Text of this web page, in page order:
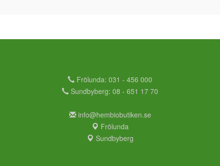
Frölunda: 031 - 456 000
Sundbyberg: 08 - 651 17 70
info@hembiobutiken.se
Frölunda
Sundbyberg